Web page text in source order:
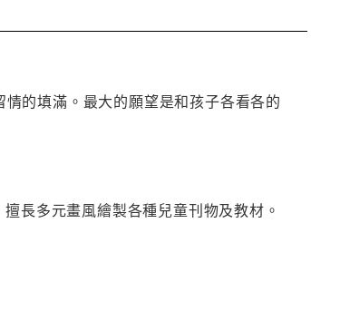
的填滿。最大的願望是和孩子各看各的
長多元畫風繪製各種兒童刊物及教材。